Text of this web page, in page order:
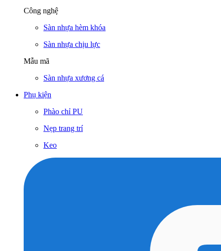
Công nghệ
Sàn nhựa hèm khóa
Sàn nhựa chịu lực
Mẫu mã
Sàn nhựa xương cá
Phụ kiện
Phào chỉ PU
Nẹp trang trí
Keo